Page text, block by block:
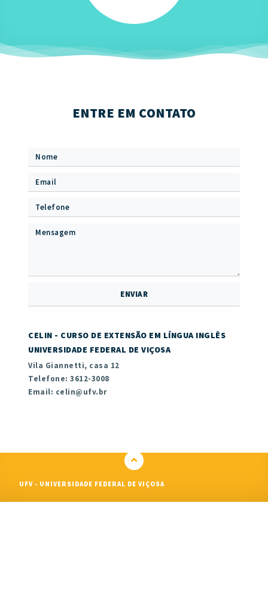
ENTRE EM CONTATO
CELIN - CURSO DE EXTENSÃO EM LÍNGUA INGLÊS
UNIVERSIDADE FEDERAL DE VIÇOSA
Vila Giannetti, casa 12
Telefone: 3612-3008
Email: celin@ufv.br
UFV - UNIVERSIDADE FEDERAL DE VIÇOSA